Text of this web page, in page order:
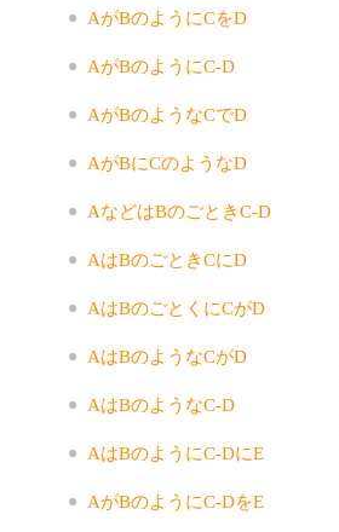
AがBのようにCをD
AがBのようにC-D
AがBのようなCでD
AがBにCのようなD
AなどはBのごときC-D
AはBのごときCにD
AはBのごとくにCがD
AはBのようなCがD
AはBのようなC-D
AはBのようにC-DにE
AがBのようにC-DをE